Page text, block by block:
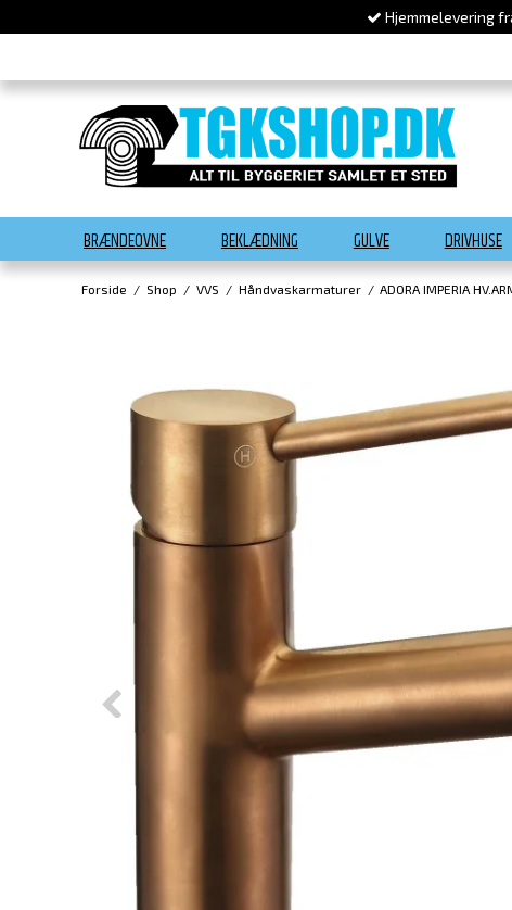
Hjemmelevering
BRÆNDEOVNE BEKLÆDNING GULVE DRIVHUSE
Forside / Shop / VVS / Håndvaskarmaturer / ADORA IMPERIA